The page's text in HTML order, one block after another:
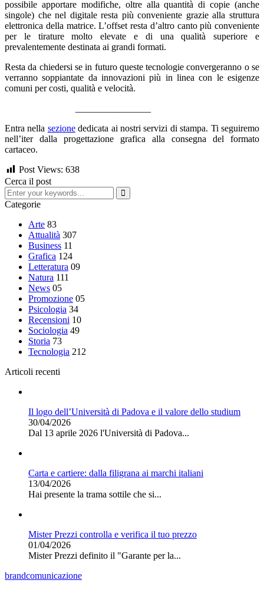
possibile apportare modifiche, oltre alla quantità di copie (anche
singole) che nel digitale resta più conveniente grazie alla struttura
elettronica della matrice. L’offset resta d’altro canto più conveniente
per le tirature molto elevate e di una qualità superiore e
prevalentemente destinata ai grandi formati.
Resta da chiedersi se in futuro queste tecnologie convergeranno o se
verranno soppiantate da innovazioni più in linea con le esigenze
comuni per costi, qualità e velocità.
Entra nella sezionededicata ai nostri servizi di stampa. Ti seguiremo
nell’iter dalla progettazione grafica alla consegna del formato
cartaceo.
Post Views: 638
Cerca il post
Categorie
Arte 83
Attualità 307
Business 11
Grafica 124
Letteratura 09
Natura 111
News 05
Promozione 05
Psicologia 34
Recensioni 10
Sociologia 49
Storia 73
Tecnologia 212
Articoli recenti
Il logo dell’Università di Padova e il valore dello studium
30/04/2026
Dal 13 aprile 2026 l'Università di Padova...
Carta e cartiere: dalla filigrana ai marchi italiani
13/04/2026
Hai presente la trama sottile che si...
Mister Prezzi controlla e verifica il tuo prezzo
01/04/2026
Mister Prezzi definito il "Garante per la...
brandcomunicazione